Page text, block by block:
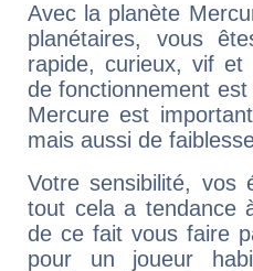
Avec la planète
planétaires, vous
rapide, curieux, vif et
de fonctionnement
Mercure est
mais aussi de
Votre sensibilité,
tout cela a tendance
de ce fait vous faire
pour un joueur